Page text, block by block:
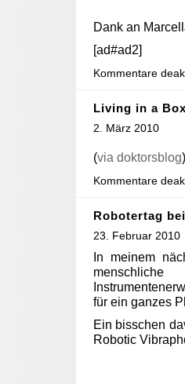
Dank an
[ad#ad2]
Kommentare
Living in a Box
2. März 2010
(via doktorsblog)
Kommentare
Robotertag
23. Februar 2010
In meinem
für ein ganzes
Ein bisschen
Robotic